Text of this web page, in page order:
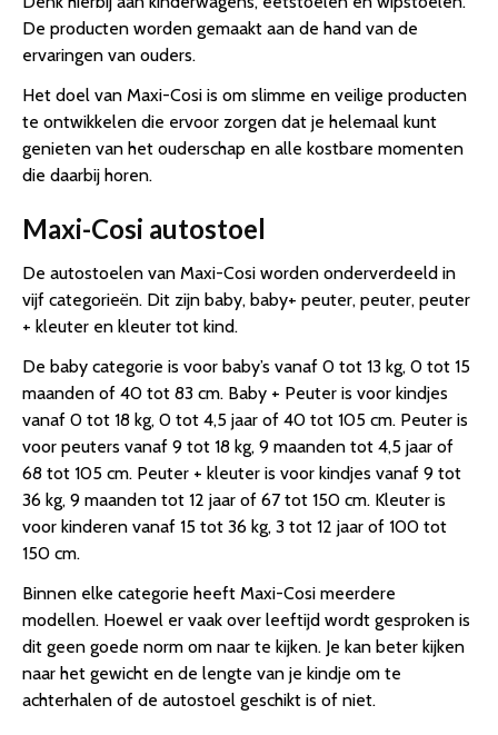
De producten worden gemaakt aan de hand van de
ervaringen van ouders.
Het doel van Maxi-Cosi is om slimme en veilige producten
te ontwikkelen die ervoor zorgen dat je helemaal kunt
genieten van het ouderschap en alle kostbare momenten
die daarbij horen.
Maxi-Cosi autostoel
De autostoelen van Maxi-Cosi worden onderverdeeld in
vijf categorieën. Dit zijn baby, baby+ peuter, peuter, peuter
+ kleuter en kleuter tot kind.
De baby categorie is voor baby’s vanaf 0 tot 13 kg, 0 tot 15
maanden of 40 tot 83 cm. Baby + Peuter is voor kindjes
vanaf 0 tot 18 kg, 0 tot 4,5 jaar of 40 tot 105 cm. Peuter is
voor peuters vanaf 9 tot 18 kg, 9 maanden tot 4,5 jaar of
68 tot 105 cm. Peuter + kleuter is voor kindjes vanaf 9 tot
36 kg, 9 maanden tot 12 jaar of 67 tot 150 cm. Kleuter is
voor kinderen vanaf 15 tot 36 kg, 3 tot 12 jaar of 100 tot
150 cm.
Binnen elke categorie heeft Maxi-Cosi meerdere
modellen. Hoewel er vaak over leeftijd wordt gesproken is
dit geen goede norm om naar te kijken. Je kan beter kijken
naar het gewicht en de lengte van je kindje om te
achterhalen of de autostoel geschikt is of niet.